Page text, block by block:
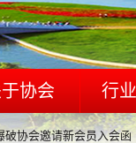
协会
会简介
行
破协会邀请新会员入会函
会办公地址变更通知
破协会邀请新会员入会函